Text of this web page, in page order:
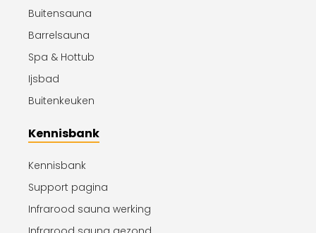
Buitensauna
Barrelsauna
Spa & Hottub
Ijsbad
Buitenkeuken
Kennisbank
Kennisbank
Support pagina
Infrarood sauna werking